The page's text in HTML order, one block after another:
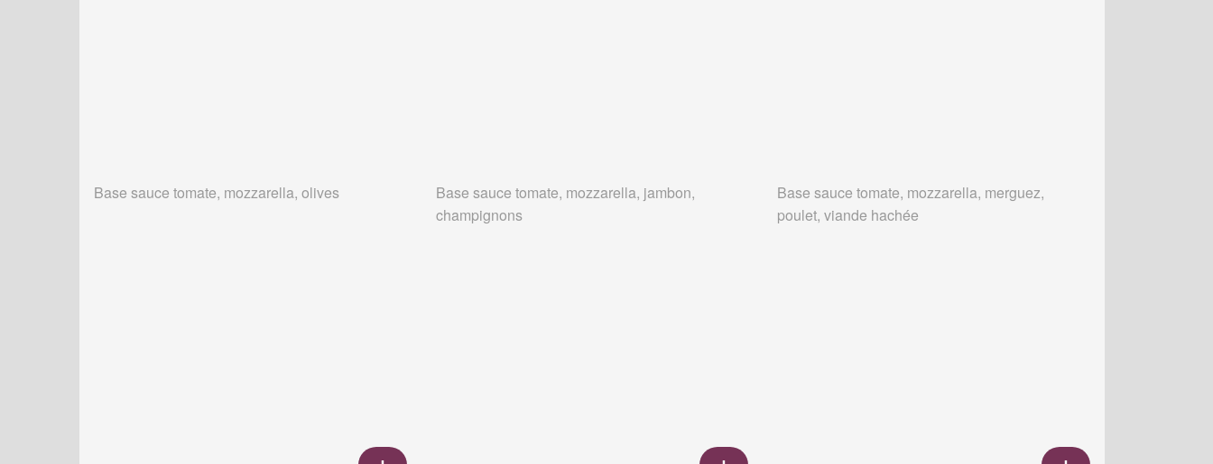
Base sauce tomate, mozzarella, olives
Base sauce tomate, mozzarella, jambon,
champignons
Base sauce tomate, mozzarella, merguez,
poulet, viande hachée